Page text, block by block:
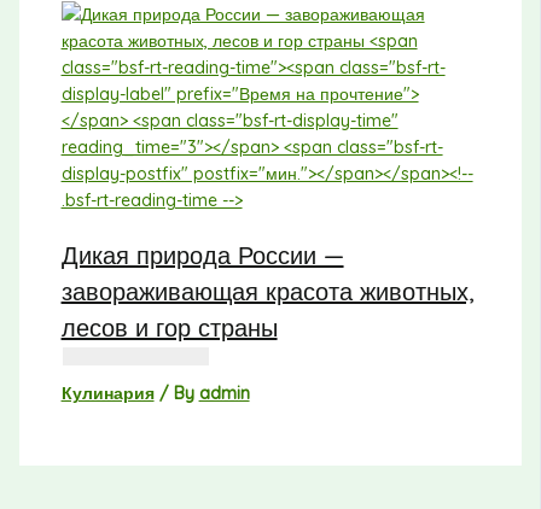
Дикая природа России —
завораживающая красота животных,
лесов и гор страны
Кулинария/ By admin